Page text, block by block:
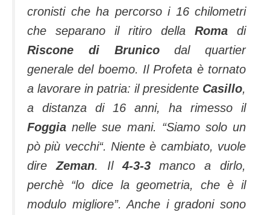
cronisti che ha percorso i 16 chilometri
che separano il ritiro della Roma di
Riscone di Brunicodal quartier
generale del boemo. Il Profeta è tornato
a lavorare in patria: il presidente Casillo,
a distanza di 16 anni, ha rimesso il
Foggia nelle sue mani. “Siamo solo un
pò più vecchi“. Niente è cambiato, vuole
direZeman. Il4-3-3manco a dirlo,
perchè “lo dice la geometria, che è il
modulo migliore”. Anche i gradoni sono